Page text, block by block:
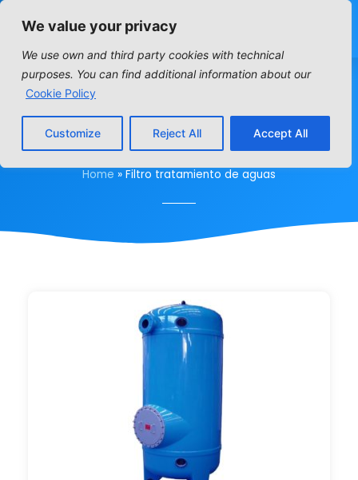
We value your privacy
We use own and third party cookies with technical
purposes. You can find additional information about our
Cookie Policy
Customize Reject All Accept All
FILTRO TRATAMIENTO DE
AGUAS
Home » Filtro tratamiento de aguas